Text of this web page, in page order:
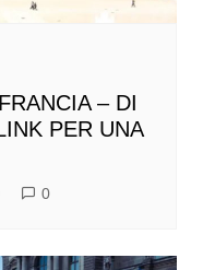
– DI
PER UNA
0